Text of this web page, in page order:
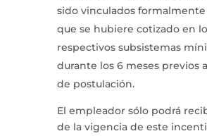
sido vinculados
que se hubiere cotizado en
respectivos subsistemas
durante los 6 meses previos
de postulación.
El empleador sólo podrá
de la vigencia de este